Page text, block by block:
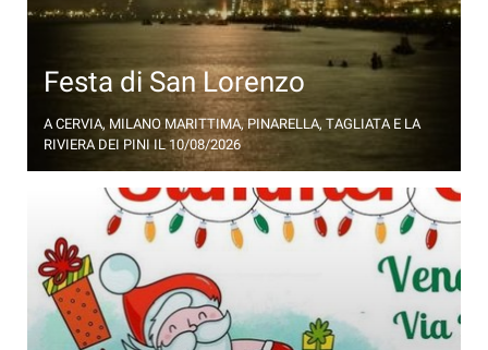
Festa di San Lorenzo
Fascino, magia e atmosfera fanno da filo
conduttore alla festa di San Lorenzo a Cervia
A CERVIA, MILANO MARITTIMA, PINARELLA, TAGLIATA E LA
RIVIERA DEI PINI IL 10/08/2026